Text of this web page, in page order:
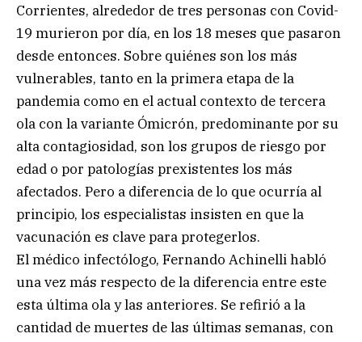
Corrientes, alrededor de tres personas con Covid-
19 murieron por día, en los 18 meses que pasaron
desde entonces. Sobre quiénes son los más
vulnerables, tanto en la primera etapa de la
pandemia como en el actual contexto de tercera
ola con la variante Ómicrón, predominante por su
alta contagiosidad, son los grupos de riesgo por
edad o por patologías prexistentes los más
afectados. Pero a diferencia de lo que ocurría al
principio, los especialistas insisten en que la
vacunación es clave para protegerlos.
El médico infectólogo, Fernando Achinelli habló
una vez más respecto de la diferencia entre este
esta última ola y las anteriores. Se refirió a la
cantidad de muertes de las últimas semanas, con